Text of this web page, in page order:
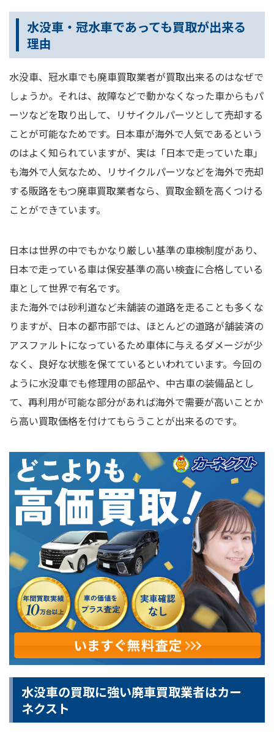
水没車・冠水車であっても買取が出来る
理由
水没車、冠水車でも廃車買取業者が買取出来るのはなぜで
しょうか。それは、故障などで動かなくなった車からもパ
ーツなどを取り出して、リサイクルパーツとして売却する
ことが可能なためです。日本車が海外で人気であるという
のはよく知られていますが、実は「日本で走っていた車」
も海外で人気なため、リサイクルパーツなどを海外で売却
する販路をもつ廃車買取業者なら、買取金額を高くつける
ことができています。
日本は世界の中でもかなり厳しい基準の車検制度があり、
日本で走っている車は保安基準の高い検査に合格している
車として世界で有名です。
また海外では砂利道など未舗装の道路を走ることも多くな
りますが、日本の都市部では、ほとんどの道路が舗装済の
アスファルトになっているため車体に与えるダメージが少
なく、良好な状態を保てているといわれています。今回の
ように水没車でも修理用の部品や、中古車の装備品とし
て、再利用が可能な部分があれば海外で需要が高いことか
ら高い買取価格を付けてもらうことが出来るのです。
水没車の買取に強い廃車買取業者はカー
ネクスト